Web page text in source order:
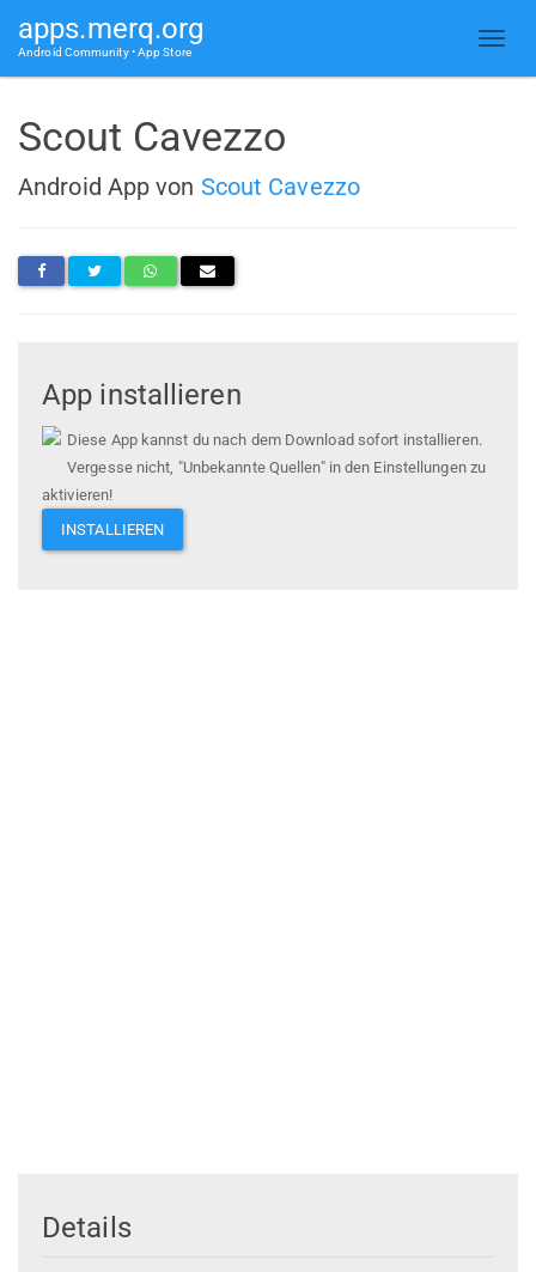
apps.merq.org
Android Community • App Store
Scout Cavezzo
Android App von Scout Cavezzo
App installieren
Diese App kannst du nach dem Download sofort installieren.
Vergesse nicht, "Unbekannte Quellen" in den Einstellungen zu
aktivieren!
INSTALLIEREN
Details